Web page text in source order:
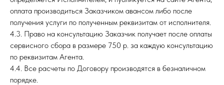
оплата производиться Заказчиком авансом либо после
получения услуги по полученным реквизитам от исполнителя.
4.3. Право на консультацию Заказчик получает после оплаты
сервисного сбора в размере 750 р. за каждую консультацию
по реквизитам Агента.
4.4. Все расчеты по Договору производятся в безналичном
порядке.